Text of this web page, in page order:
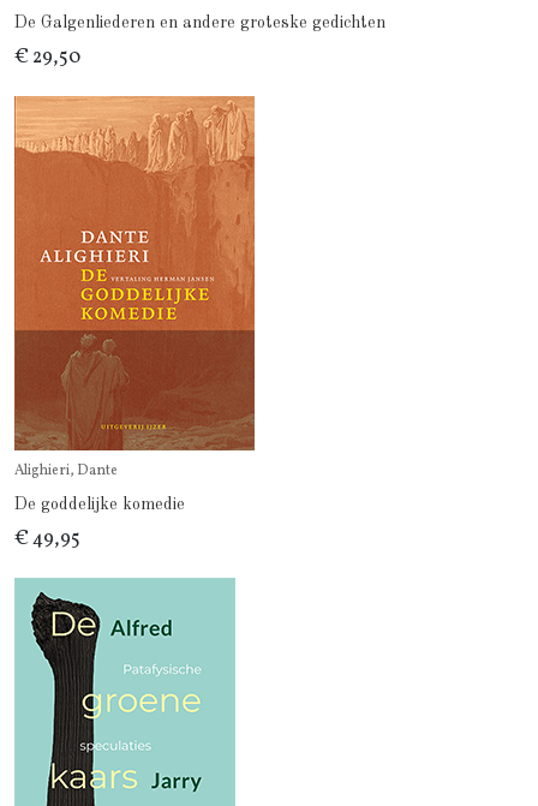
De Galgenliederen en andere groteske gedichten
€ 29,50
Alighieri, Dante
De goddelijke komedie
€ 49,95